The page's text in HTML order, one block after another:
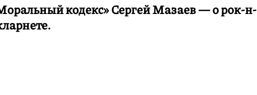
кодекс» Сергей Мазаев — о рок-н-